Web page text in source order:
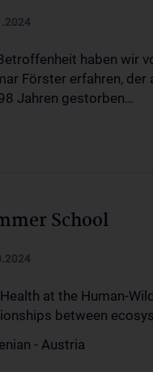
haben wir
Förster erfahren,
Jahren gestorben…
School
at the Human-
between
- Austria